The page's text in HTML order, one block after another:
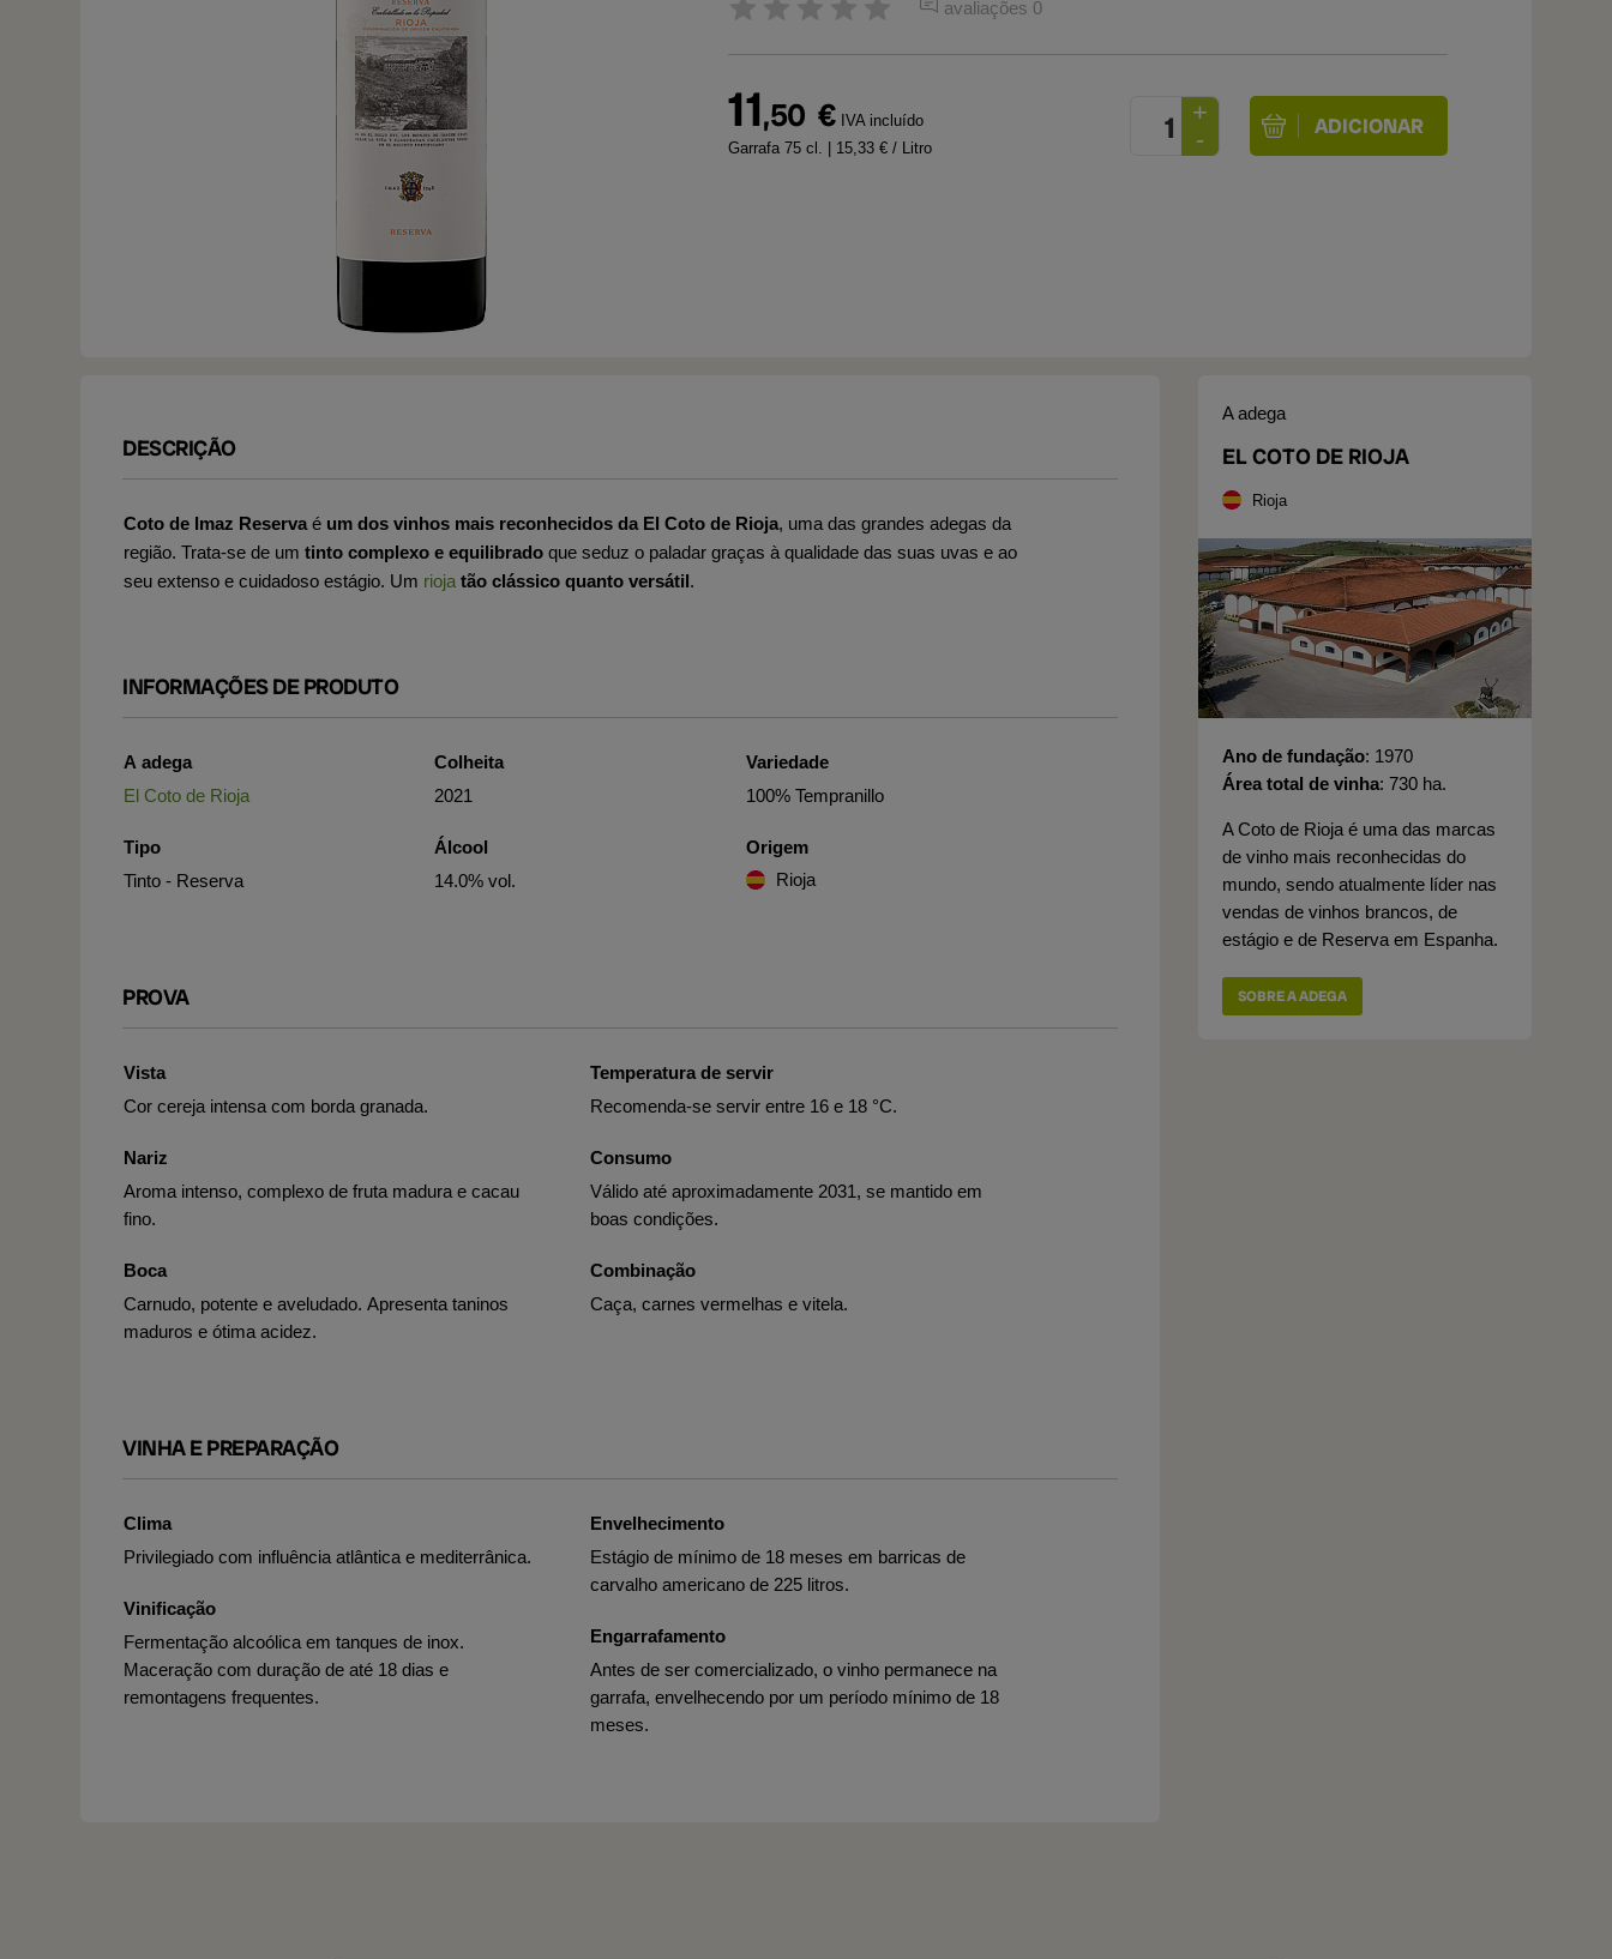
avaliações 0
11,50 € IVA incluído
Garrafa 75 cl. | 15,33 € / Litro
DESCRIÇÃO
Coto de Imaz Reserva é um dos vinhos mais reconhecidos da El Coto de Rioja, uma das grandes adegas da
região. Trata-se de um tinto complexo e equilibrado que seduz o paladar graças à qualidade das suas uvas e ao
seu extenso e cuidadoso estágio. Um rioja tão clássico quanto versátil.
INFORMAÇÕES DE PRODUTO
A adega
El Coto de Rioja
Tipo
Tinto - Reserva
Colheita
2021
Álcool
14.0% vol.
Variedade
100% Tempranillo
Origem
Rioja
PROVA
Vista
Cor cereja intensa com borda granada.
Nariz
Aroma intenso, complexo de fruta madura e cacau
fino.
Boca
Carnudo, potente e aveludado. Apresenta taninos
maduros e ótima acidez.
Temperatura de servir
Recomenda-se servir entre 16 e 18 °C.
Consumo
Válido até aproximadamente 2031, se mantido em
boas condições.
Combinação
Caça, carnes vermelhas e vitela.
VINHA E PREPARAÇÃO
Clima
Privilegiado com influência atlântica e mediterrânica.
Vinificação
Fermentação alcoólica em tanques de inox.
Maceração com duração de até 18 dias e
remontagens frequentes.
Envelhecimento
Estágio de mínimo de 18 meses em barricas de
carvalho americano de 225 litros.
Engarrafamento
Antes de ser comercializado, o vinho permanece na
garrafa, envelhecendo por um período mínimo de 18
meses.
A adega
EL COTO DE RIOJA
Rioja
Ano de fundação 1970
Área total de vinha 730 ha.
A Coto de Rioja é uma das marcas
de vinho mais reconhecidas do
mundo, sendo atualmente líder nas
vendas de vinhos brancos, de
estágio e de Reserva em Espanha.
SOBRE A ADEGA